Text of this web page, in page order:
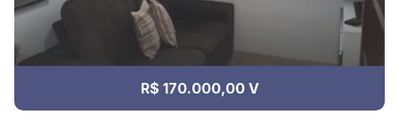
R$ 170.000,00 V